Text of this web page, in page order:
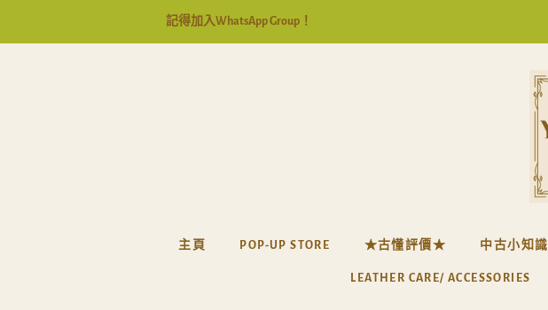
記得加入WhatsApp Group！
主頁 POP-UP STORE ★古懂評價★ 中古小知識
LEATHER CARE/ ACCESSORIES